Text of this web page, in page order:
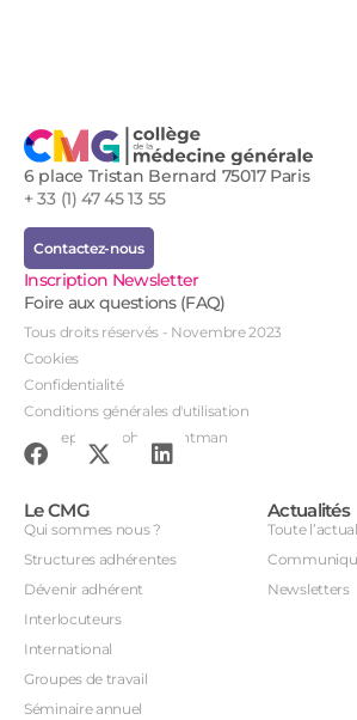
6 place Tristan Bernard 75017 Paris
+ 33 (1) 47 45 13 55
Contactez-nous
Inscription Newsletter
Foire aux questions (FAQ)
Tous droits réservés - Novembre 2023
Cookies
Confidentialité
Conditions générales d'utilisation
Conception : John Brightman
Le CMG
Qui sommes nous ?
Structures adhérentes
Dévenir adhérent
Interlocuteurs
International
Groupes de travail
Séminaire annuel
Actualités
Toute
Newsletters